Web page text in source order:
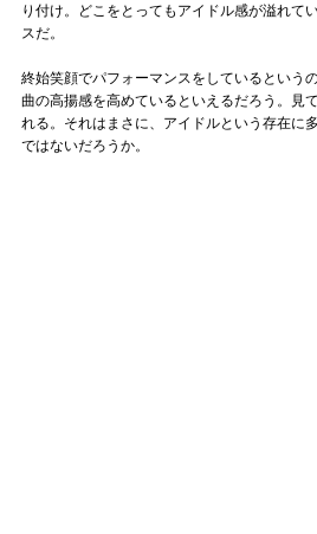
り付け。どこをとってもアイドル感が溢れて
スだ。
終始笑顔でパフォーマンスをしているという
曲の高揚感を高めているといえるだろう。見
れる。それはまさに、アイドルという存在に
ではないだろうか。